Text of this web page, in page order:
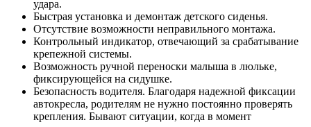
удара.
Быстрая установка и демонтаж детского сиденья.
Отсутствие возможности неправильного монтажа.
Контрольный индикатор, отвечающий за срабатывание
крепежной системы.
Возможность ручной переноски малыша в люльке,
фиксирующейся на сидушке.
Безопасность водителя. Благодаря надежной фиксации
автокресла, родителям не нужно постоянно проверять
крепления. Бывают ситуации, когда в момент